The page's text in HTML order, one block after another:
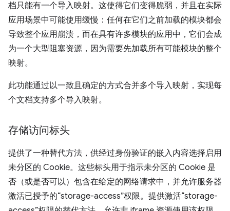
档只能有一个导入映射。这使得它们变得脆弱，并且在实际
应用场景中可能使用缓慢：任何在它们之前加载的模块都会
导致整个应用崩溃，而在具有许多模块的应用中，它们会成
为一个大型阻塞资源，因为需要先加载所有可能模块的整个
映射。
此功能通过以一致且确定的方式合并多个导入映射，实现每
个文档支持多个导入映射。
存储访问标头
提供了一种替代方法，供经过身份验证的嵌入内容选择启用
未分区的 Cookie。这些标头用于指示未分区的 Cookie 是
否（或是否可以）包含在给定的网络请求中，并允许服务器
激活已授予的“storage-access”权限。提供激活“storage-